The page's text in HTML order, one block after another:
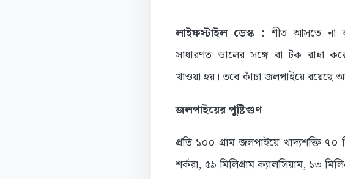
লাইফস্টাইল ডেস্ক : শীত আসতে না
সাধারণত ডালের সঙ্গে বা টক রান্না
খাওয়া হয়। তবে কাঁচা জলপাইয়ে রয়েছে
জলপাইয়ের পুষ্টিগুণ
প্রতি ১০০ গ্রাম জলপাইয়ে খাদ্যশক্তি
শর্করা, ৫৯ মিলিগ্রাম ক্যালসিয়াম, ১৩